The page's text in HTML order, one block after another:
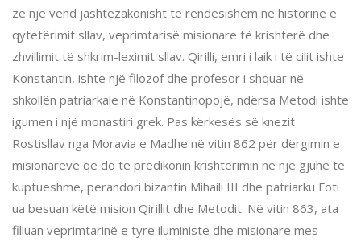
zë një vend jashtëzakonisht të rëndësishëm në historinë e
qytetërimit sllav, veprimtarisë misionare të krishterë dhe
zhvillimit të shkrim-leximit sllav. Qirilli, emri i laik i të cilit ishte
Konstantin, ishte një filozof dhe profesor i shquar në
shkollën patriarkale në Konstantinopojë, ndërsa Metodi ishte
igumen i një monastiri grek. Pas kërkesës së knezit
Rostisllav nga Moravia e Madhe në vitin 862 për dërgimin e
misionarëve që do të predikonin krishterimin në një gjuhë të
kuptueshme, perandori bizantin Mihaili III dhe patriarku Foti
ua besuan këtë mision Qirillit dhe Metodit. Në vitin 863, ata
filluan veprimtarinë e tyre iluministe dhe misionare mes